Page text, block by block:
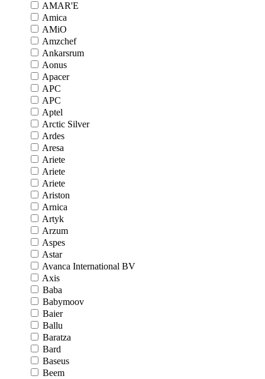
AMAR'E
Amica
AMiO
Amzchef
Ankarsrum
Aonus
Apacer
APC
APC
Aptel
Arctic Silver
Ardes
Aresa
Ariete
Ariete
Ariete
Ariston
Arnica
Artyk
Arzum
Aspes
Astar
Avanca International BV
Axis
Baba
Babymoov
Baier
Ballu
Baratza
Bard
Baseus
Beem